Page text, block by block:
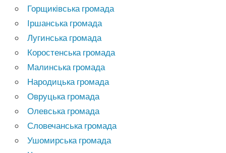
Горщиківська громада
Іршанська громада
Лугинська громада
Коростенська громада
Малинська громада
Народицька громада
Овруцька громада
Олевська громада
Словечанська громада
Ушомирська громада